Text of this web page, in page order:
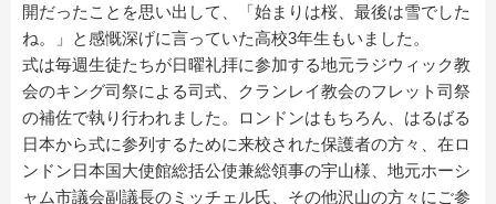
開だったことを思い出して、「始まりは桜、最後は雪でした
ね。」と感慨深げに言っていた高校3年生もいました。
式は毎週生徒たちが日曜礼拝に参加する地元ラジウィック教
会のキング司祭による司式、クランレイ教会のフレット司祭
の補佐で執り行われました。ロンドンはもちろん、はるばる
日本から式に参列するために来校された保護者の方々、在ロ
ンドン日本国大使館総括公使兼総領事の宇山様、地元ホーシ
ャム市議会副議長のミッチェル氏、その他沢山の方々にご参